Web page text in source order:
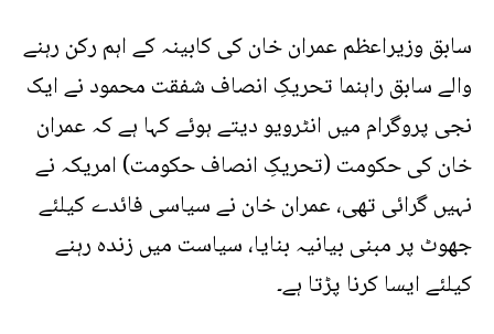
سابق وزیراعظم عمران خان کی کابینہ کے اہم رکن رہنے
والے سابق راہنما تحریکِ انصاف شفقت محمود نے ایک
نجی پروگرام میں انٹرویو دیتے ہوئے کہا ہے کہ عمران
خان کی حکومت (تحریکِ انصاف حکومت) امریکہ نے
نہیں گرائی تھی، عمران خان نے سیاسی فائدے کیلئے
جھوٹ پر مبنی بیانیہ بنایا، سیاست میں زندہ رہنے
کیلئے ایسا کرنا پڑتا ہے۔